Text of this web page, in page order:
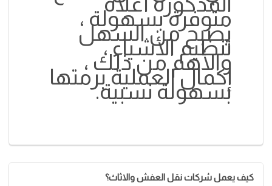
متوفرة بسهولة ،
يصبح من السهل
تنظيم الأشياء ،
والأهم من ذلك ،
إكمال العملية برمتها
بسهولة نسبية.
كيف يعمل شركات نقل العفش والاثاث؟